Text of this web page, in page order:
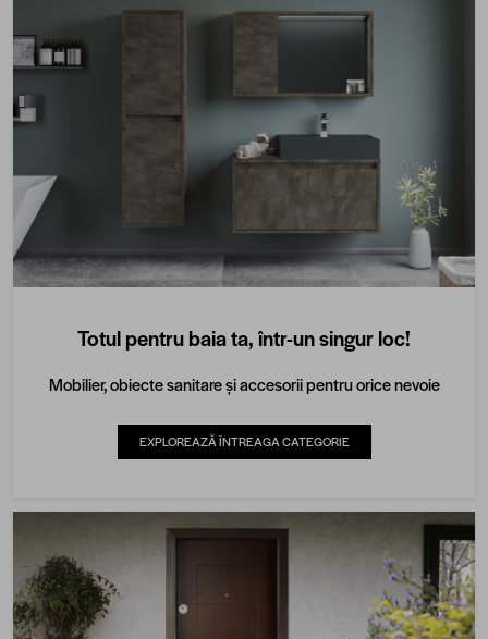
Totul pentru baia ta, într-un singur loc!
Mobilier, obiecte sanitare și accesorii pentru orice nevoie
EXPLOREAZĂ ÎNTREAGA CATEGORIE